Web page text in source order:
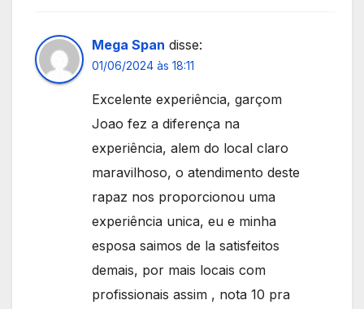
Mega Span disse:
01/06/2024 às 18:11
Excelente experiência, garçom
Joao fez a diferença na
experiência, alem do local claro
maravilhoso, o atendimento deste
rapaz nos proporcionou uma
experiência unica, eu e minha
esposa saimos de la satisfeitos
demais, por mais locais com
profissionais assim , nota 10 pra